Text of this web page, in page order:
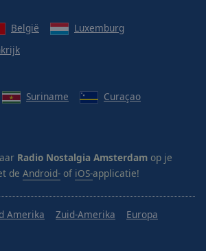
België
Luxemburg
Suriname
Curaçao
Radio Nostalgia Amsterdam op je
de Android- of iOS-applicatie!
Amerika Zuid-Amerika
Europa